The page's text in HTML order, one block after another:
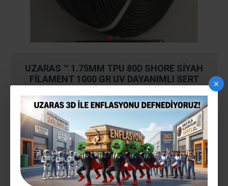
UZARAS ™ 1.75MM TPU 80D SHORE SIYAH
FILAMENT 1000 GR UV DAYANIMLI SERT
STOK: Stokta Var
MODEL: 140818UZ4026
1.029,99TL
Vergiler Hariç: 858,33TL